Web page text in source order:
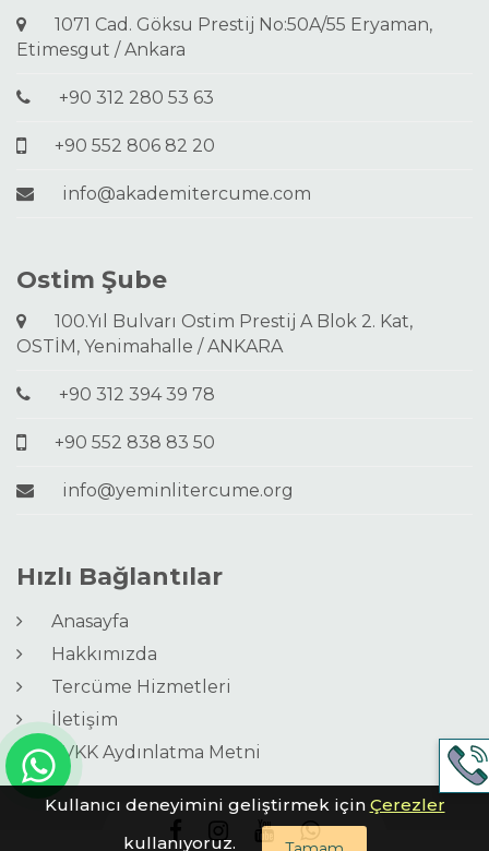
1071 Cad. Göksu Prestij No:50A/55 Eryaman,
Etimesgut / Ankara
+90 312 280 53 63
+90 552 806 82 20
info@akademitercume.com
Ostim Şube
100.Yıl Bulvarı Ostim Prestij A Blok 2. Kat,
OSTİM, Yenimahalle / ANKARA
+90 312 394 39 78
+90 552 838 83 50
info@yeminlitercume.org
Hızlı Bağlantılar
Anasayfa
Hakkımızda
Tercüme Hizmetleri
İletişim
KVKK Aydınlatma Metni
Kullanıcı deneyimini geliştirmek için Çerezler
kullanıyoruz.